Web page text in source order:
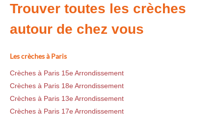
Trouver toutes les crèches
autour de chez vous
Les crèches à Paris
Crèches à Paris 15e Arrondissement
Crèches à Paris 18e Arrondissement
Crèches à Paris 13e Arrondissement
Crèches à Paris 17e Arrondissement